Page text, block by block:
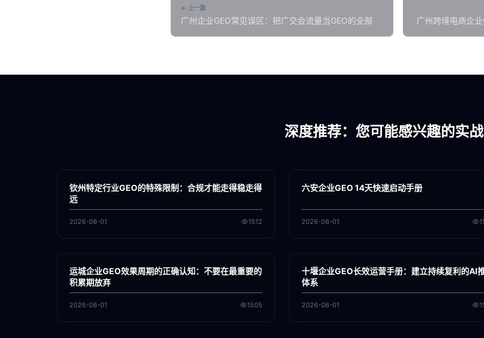
← 上一篇
广州企业GEO常见误区：把广交会流量当GEO的全部 广州跨境电商企
深度推荐：您可能感兴趣的实
GEO
钦州特定行业GEO的特殊限制：合规才能走得稳走得
远
2026-06-01 1512
GEO
六安企业GEO 14天快速启动手册
2026-06-01
GEO
运城企业GEO效果周期的正确认知：不要在最重要的
积累期放弃
2026-06-01 1505
GEO
十堰企业GEO长效运营手册：建立持续复利的AI
体系
2026-06-01